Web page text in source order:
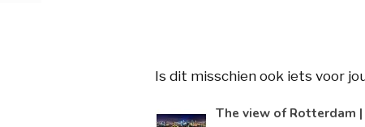
Is dit misschien ook iets voor
The view of Rotterdam